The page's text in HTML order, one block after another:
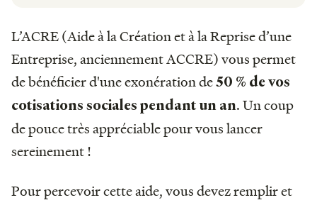
L’ACRE (Aide à la Création et à la Reprise d’une
Entreprise, anciennement ACCRE) vous permet
de bénéficier d'une exonération de50 % de vos
cotisations sociales pendant un an. Un coup
de pouce très appréciable pour vous lancer
sereinement !
Pour percevoir cette aide, vous devez remplir et